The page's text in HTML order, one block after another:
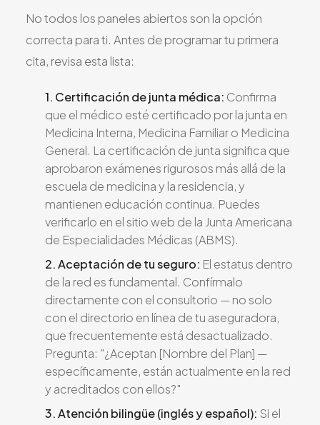
No todos los paneles abiertos son la opción
correcta para ti. Antes de programar tu primera
cita, revisa esta lista:
1. Certificación de junta médica: Confirma
que el médico esté certificado por la junta en
Medicina Interna, Medicina Familiar o Medicina
General. La certificación de junta significa que
aprobaron exámenes rigurosos más allá de la
escuela de medicina y la residencia, y
mantienen educación continua. Puedes
verificarlo en el sitio web de la Junta Americana
de Especialidades Médicas (ABMS).
2. Aceptación de tu seguro: El estatus dentro
de la red es fundamental. Confírmalo
directamente con el consultorio — no solo
con el directorio en línea de tu aseguradora,
que frecuentemente está desactualizado.
Pregunta: "¿Aceptan [Nombre del Plan] —
específicamente, están actualmente en la red
y acreditados con ellos?"
3. Atención bilingüe (inglés y español): Si el